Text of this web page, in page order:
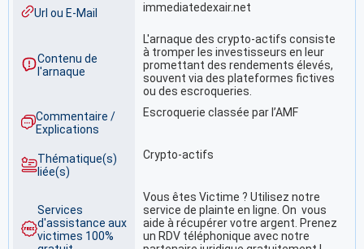
Url ou E-Mail immediatedexair.net
Contenu de
l'arnaque
L'arnaque des crypto-actifs consiste
à tromper les investisseurs en leur
promettant des rendements élevés,
souvent via des plateformes fictives
ou des escroqueries.
Commentaire /
Explications
Escroquerie classée par l’AMF
Thématique(s)
liée(s)
Crypto-actifs
Services
d'assistance aux
victimes 100%
Vous êtes Victime ? Utilisez notre
service de plainte en ligne. On vous
aide à récupérer votre argent. Prenez
un RDV téléphonique avec notre